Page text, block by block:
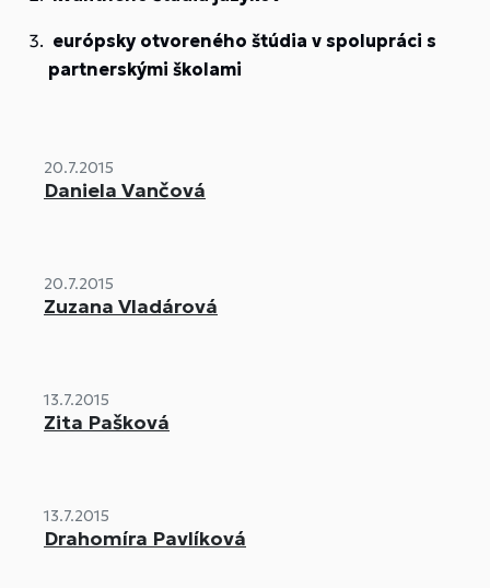
európsky otvoreného štúdia v spolupráci s
partnerskými školami
20.7.2015
Daniela Vančová
20.7.2015
Zuzana Vladárová
13.7.2015
Zita Pašková
13.7.2015
Drahomíra Pavlíková